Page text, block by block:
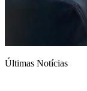
Últimas Notícias